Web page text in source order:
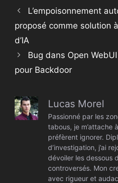
L’empoisonnement
proposé comme solution
d’IA
Bug dans Open
pour Backdoor
Lucas Morel
Passionné par les
tabous, je m’attache
préfèrent ignorer.
d’investigation, j’ai
dévoiler les dessous
controversés. Mon
avec rigueur et